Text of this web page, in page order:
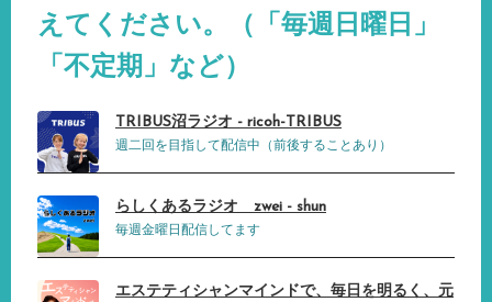
えてください。（「毎週日曜日」
「不定期」など）
TRIBUS沼ラジオ - ricoh-TRIBUS
週二回を目指して配信中（前後することあり）
らしくあるラジオ zwei - shun
毎週金曜日配信してます
エステティシャンマインドで、毎日を明るく、元